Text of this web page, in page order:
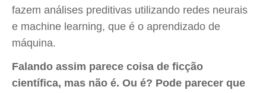
fazem análises preditivas utilizando redes neurais
e machine learning, que é o aprendizado de
máquina.
Falando assim parece coisa de ficção
científica, mas não é. Ou é? Pode parecer que